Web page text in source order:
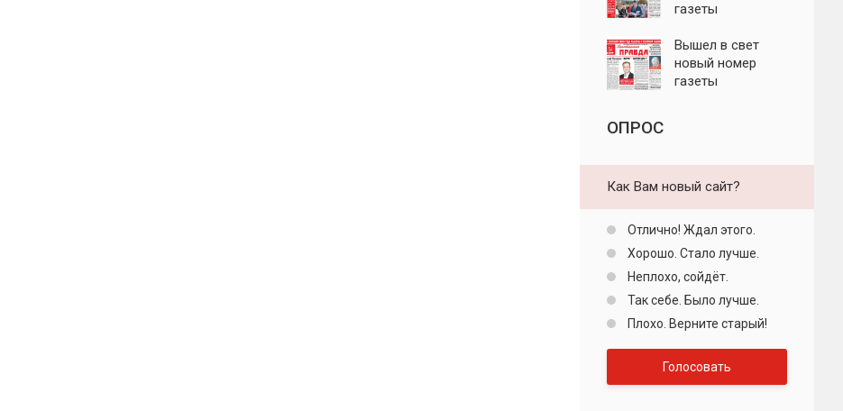
газеты
правда"
Вышел в свет
новый номер
газеты
ОПРОС
Как Вам новый сайт?
Отлично! Ждал этого.
Хорошо. Стало лучше.
Неплохо, сойдёт.
Так себе. Было лучше.
Плохо. Верните старый!
Голосовать